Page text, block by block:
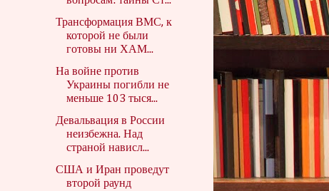
Трансформация ВМС, к
которой не были
готовы ни ХАМ...
На войне против
Украины погибли не
меньше 103 тыся...
Девальвация в России
неизбежна. Над
страной нависл...
США и Иран проведут
второй раунд